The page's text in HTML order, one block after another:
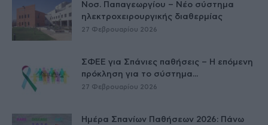
Νοσ. Παπαγεωργίου – Νέο σύστημα
ηλεκτροχειρουργικής διαθερμίας
27 Φεβρουαρίου 2026
ΣΦΕΕ για Σπάνιες παθήσεις – Η επόμενη
πρόκληση για το σύστημα...
27 Φεβρουαρίου 2026
Ημέρα Σπανίων Παθήσεων 2026: Πάνω